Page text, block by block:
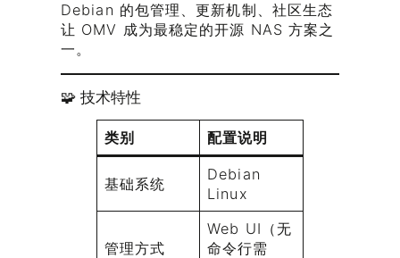
Debian 的包管理、更新机制、社区生态
让 OMV 成为最稳定的开源 NAS 方案之
一。
🧩 技术特性
类别 配置说明
基础系统
Debian
Linux
管理方式
Web UI（无
命令行需